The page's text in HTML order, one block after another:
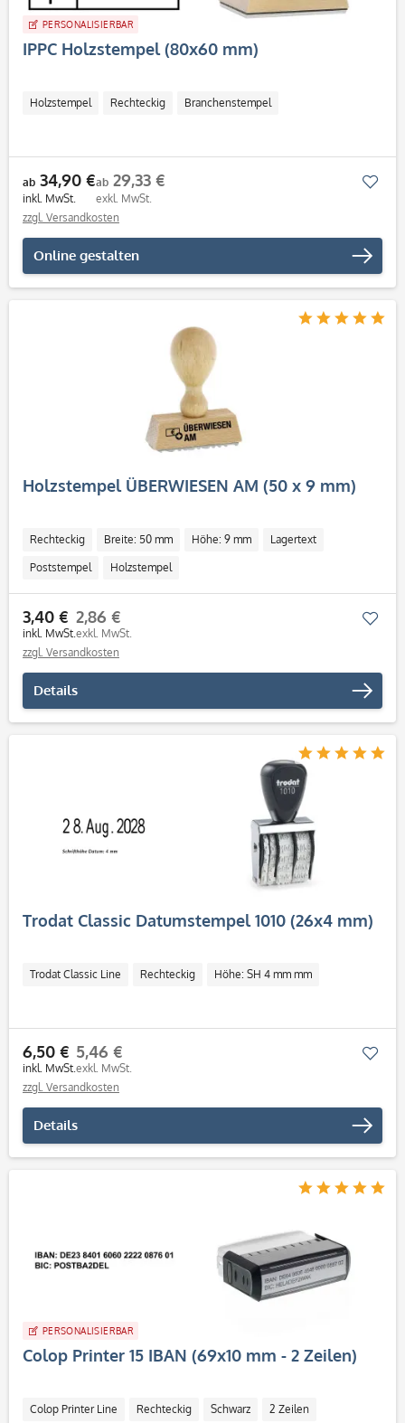
PERSONALISIERBAR
IPPC Holzstempel (80x60 mm)
Holzstempel Rechteckig Branchenstempel
ab 34,90 €
inkl. MwSt.
ab 29,33 €
exkl. MwSt.
zzgl. Versandkosten
Online gestalten
Holzstempel ÜBERWIESEN AM (50 x 9 mm)
Rechteckig Breite: 50 mm Höhe: 9 mm Lagertext
Poststempel Holzstempel
3,40 €
inkl. MwSt.
2,86 €
exkl. MwSt.
zzgl. Versandkosten
Details
Trodat Classic Datumstempel 1010 (26x4 mm)
Trodat Classic Line Rechteckig Höhe: SH 4 mm mm
6,50 €
inkl. MwSt.
5,46 €
exkl. MwSt.
zzgl. Versandkosten
Details
PERSONALISIERBAR
Colop Printer 15 IBAN (69x10 mm - 2 Zeilen)
Colop Printer Line Rechteckig Schwarz 2 Zeilen